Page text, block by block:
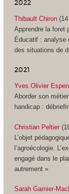
2022
Thibault Chiron(14
Apprendre la foret
Éducatif : analyse
des situations de
2021
Yves Olivier
Aborder son
handicap :
Christian Peltier
L’objet
l’agroécologie.
engagé dans le
autrement »
Sarah Garnier-